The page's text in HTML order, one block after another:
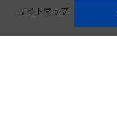
サイトマップ